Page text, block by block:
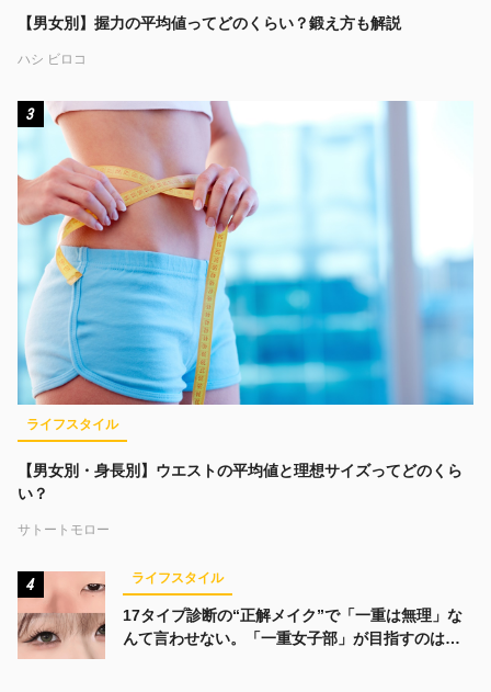
【男女別】握力の平均値ってどのくらい？鍛え方も解説
ハシ ビロコ
3
ライフスタイル
【男女別・身長別】ウエストの平均値と理想サイズってどのくら
い？
サトートモロー
4 ライフスタイル
17タイプ診断の“正解メイク”で「一重は無理」な
んて言わせない。「一重女子部」が目指すのは、